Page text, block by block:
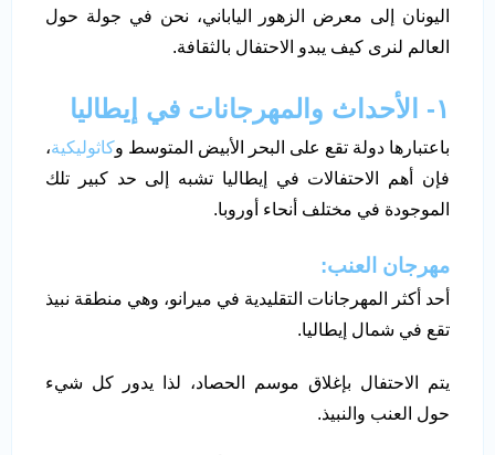
اليونان إلى معرض الزهور الياباني، نحن في جولة حول
العالم لنرى كيف يبدو الاحتفال بالثقافة.
١- الأحداث والمهرجانات في إيطاليا
باعتبارها دولة تقع على البحر الأبيض المتوسط ​​وكاثوليكية،
فإن أهم الاحتفالات في إيطاليا تشبه إلى حد كبير تلك
الموجودة في مختلف أنحاء أوروبا.
مهرجان العنب:
أحد أكثر المهرجانات التقليدية في ميرانو، وهي منطقة نبيذ
تقع في شمال إيطاليا.
يتم الاحتفال بإغلاق موسم الحصاد، لذا يدور كل شيء
حول العنب والنبيذ.